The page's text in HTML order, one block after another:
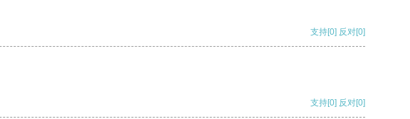
支持[0] 反对[0]
支持[0] 反对[0]